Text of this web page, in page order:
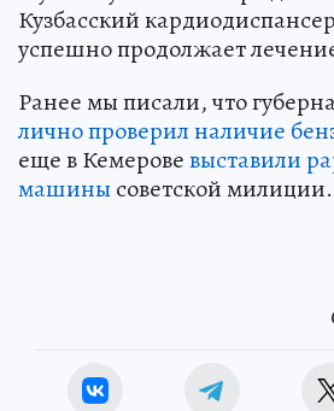
Кузбасский
успешно продолжает
Ранее мы писали, что
лично проверил наличие
еще в Кемеровевыставили
машины советской милиции.